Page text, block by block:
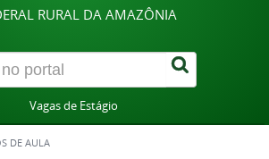
RURAL DA AMAZÔNIA
Vagas de Estágio
DE AULA